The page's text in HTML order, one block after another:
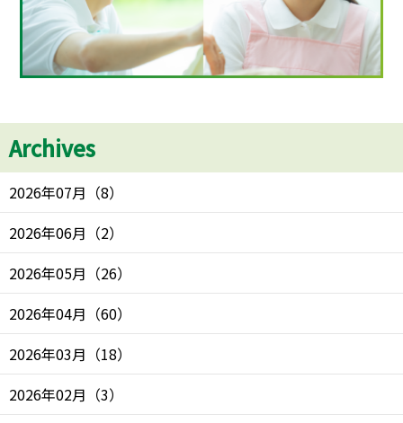
Archives
2026年07月 （8）
2026年06月 （2）
2026年05月 （26）
2026年04月 （60）
2026年03月 （18）
2026年02月 （3）